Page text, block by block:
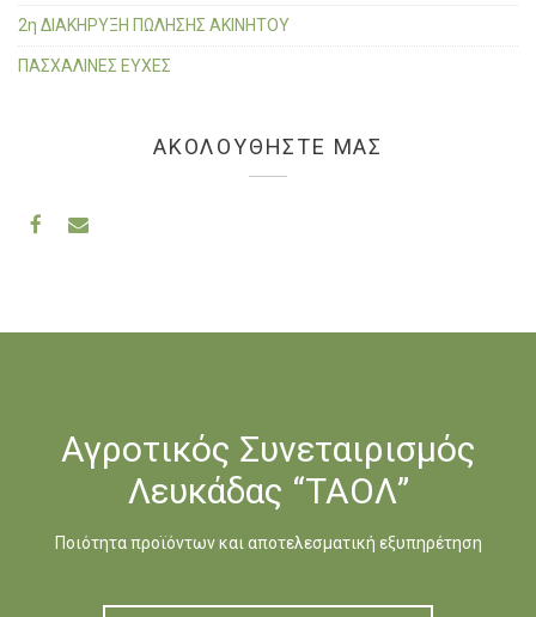
2η ΔΙΑΚΗΡΥΞΗ ΠΩΛΗΣΗΣ ΑΚΙΝΗΤΟΥ
ΠΑΣΧΑΛΙΝΕΣ ΕΥΧΕΣ
ΑΚΟΛΟΥΘΗΣΤΕ ΜΑΣ
Αγροτικός Συνεταιρισμός
Λευκάδας “ΤΑΟΛ”
Ποιότητα προϊόντων και αποτελεσματική εξυπηρέτηση